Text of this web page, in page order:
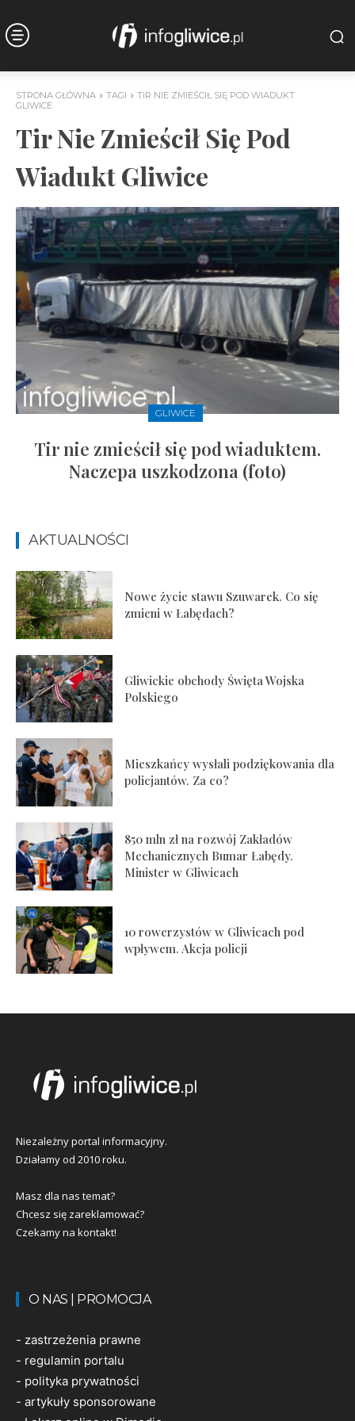
STRONA GŁÓWNA TAGI
TIR NIE ZMIEŚCIŁ SIĘ POD WIADUKT
GLIWICE
Tir Nie Zmieścił Się Pod
Wiadukt Gliwice
GLIWICE
Tir nie zmieścił się pod wiaduktem.
Naczepa uszkodzona (foto)
AKTUALNOŚCI
Nowe życie stawu Szuwarek. Co się
zmieni w Łabędach?
Gliwickie obchody Święta Wojska
Polskiego
Mieszkańcy wysłali podziękowania dla
policjantów. Za co?
850 mln zł na rozwój Zakładów
Mechanicznych Bumar Łabędy.
Minister w Gliwicach
10 rowerzystów w Gliwicach pod
wpływem. Akcja policji
Niezależny portal informacyjny.
Działamy od 2010 roku.
Masz dla nas temat?
Chcesz się zareklamować?
Czekamy na kontakt!
O NAS | PROMOCJA
- zastrzeżenia prawne
- regulamin portalu
- polityka prywatności
- artykuły sponsorowane